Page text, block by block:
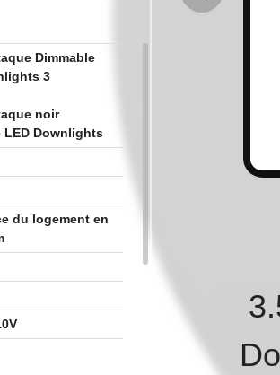
Dimmable
3
noir
LED Downlights
du logement en